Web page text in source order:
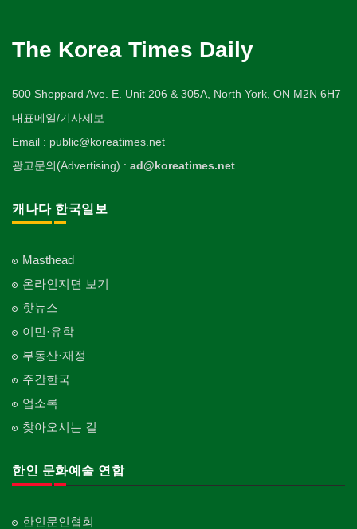
The Korea Times Daily
500 Sheppard Ave. E. Unit 206 & 305A, North York, ON M2N 6H7
대표메일/기사제보
Email : public@koreatimes.net
광고문의(Advertising) : ad@koreatimes.net
캐나다 한국일보
Masthead
온라인지면 보기
핫뉴스
이민·유학
부동산·재정
주간한국
업소록
찾아오시는 길
한인 문화예술 연합
한인문인협회